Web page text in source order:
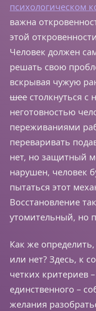
психологическом
важна
этой
Человек должен
решать свою
вскрывая чужую
шее столкнуться с
неготовностью
переживаниями
переваривать
нет, но защитный
нарушен, человек
пытаться этот
Восстановление
утомительный, но
Как же
или нет? Здесь, к
четких критериев
единственного –
желания